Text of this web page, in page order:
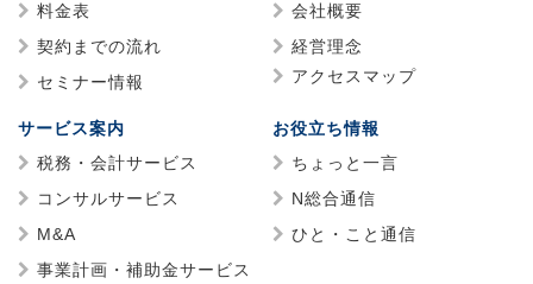
料金表
契約までの流れ
セミナー情報
会社概要
経営理念
アクセスマップ
サービス案内
税務・会計サービス
コンサルサービス
M&A
事業計画・補助金サービス
お役立ち情報
ちょっと一言
N総合通信
ひと・こと通信